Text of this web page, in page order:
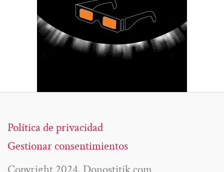
Política de privacidad
Gestionar consentimientos